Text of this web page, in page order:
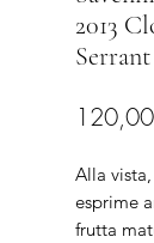
2013
Serrant
Alla
esprime
frutta